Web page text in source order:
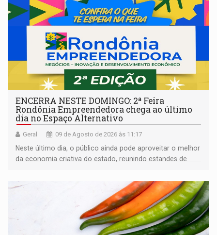
ENCERRA NESTE DOMINGO: 2ª Feira
Rondônia Empreendedora chega ao último
dia no Espaço Alternativo
Geral 09 de Agosto de 2026 às 11:17
Neste último dia, o público ainda pode aproveitar o melhor
da economia criativa do estado, reunindo estandes de